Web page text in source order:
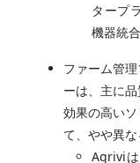
タープ
機器統
ファーム管
ーは、主に
効果の高い
て、やや異な
Agrivi